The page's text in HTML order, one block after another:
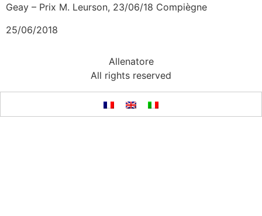
Geay – Prix M. Leurson, 23/06/18 Compiègne
25/06/2018
Allenatore
All rights reserved